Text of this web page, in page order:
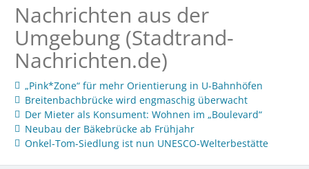
Nachrichten aus der
Umgebung (Stadtrand-
Nachrichten.de)
„Pink*Zone“ für mehr Orientierung in U-Bahnhöfen
Breitenbachbrücke wird engmaschig überwacht
Der Mieter als Konsument: Wohnen im „Boulevard“
Neubau der Bäkebrücke ab Frühjahr
Onkel-Tom-Siedlung ist nun UNESCO-Welterbestätte